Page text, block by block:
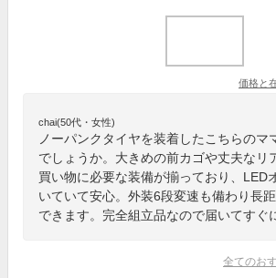
価格と
chai(50代・女性)
ノーパンクタイヤを装着したこちらのマ
でしょうか。大きめの前カゴや丈夫なリ
買い物に必要な装備が揃っており、LED
いていて安心。外装6段変速も備わり長
できます。完全組立品なので届いてすぐ
全てのお